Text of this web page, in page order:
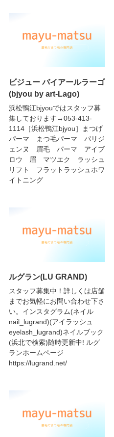
ビジュー バイアールラーゴ
(bjyou by art-Lago)
浜松鴨江bjyouではスタッフ募
集しております→053-413-
1114［浜松鴨江bjyou］まつげ
パーマ まつ毛パーマ パリジ
ェンヌ 眉毛 パーマ アイブ
ロウ 眉 マツエク ラッシュ
リフト フラットラッシュホワ
イトニング
ルグラン(LU GRAND)
スタッフ募集中！詳しくは店舗
までお気軽にお問い合わせ下さ
い。インスタグラム(ネイル
nail_lugrand)(アイラッシュ
eyelash_lugrand)ネイルブック
(浜北で検索)随時更新中! ルグ
ランホームページ
https://lugrand.net/